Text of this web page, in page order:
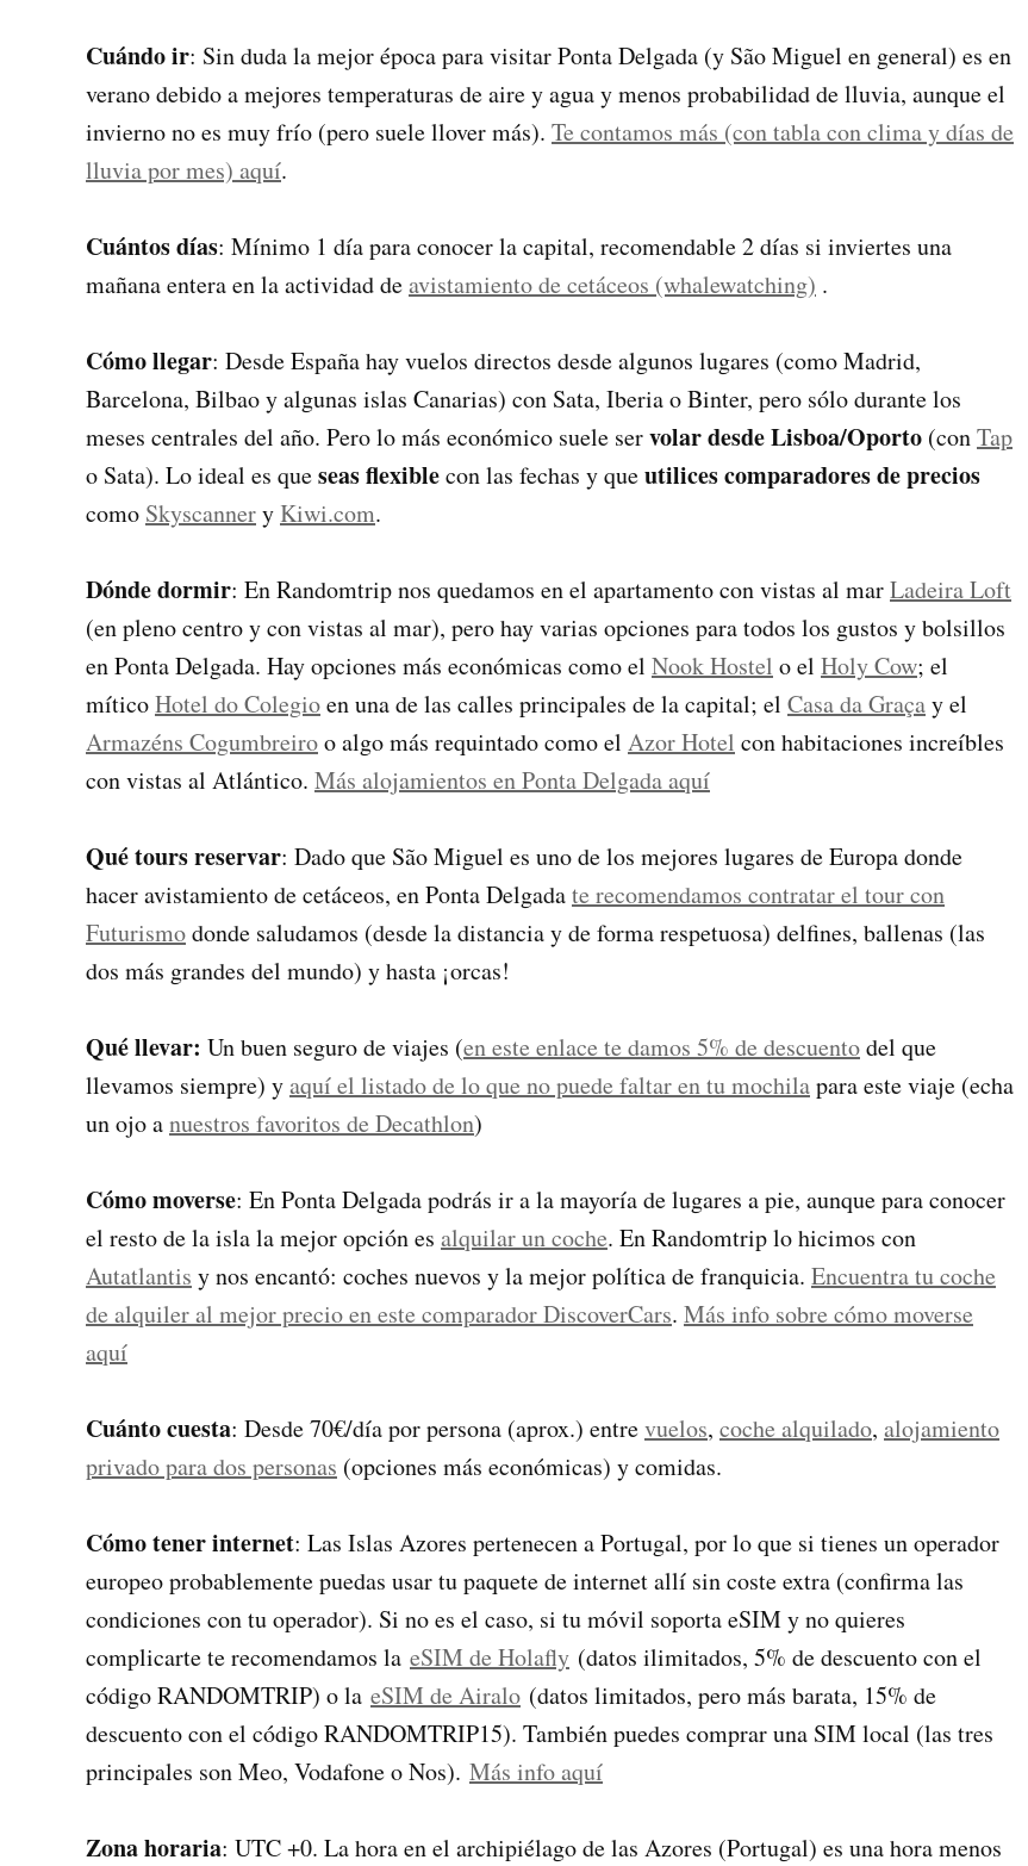
Cuándo ir: Sin duda la mejor época para visitar Ponta Delgada (y São Miguel en general) es en
verano debido a mejores temperaturas de aire y agua y menos probabilidad de lluvia, aunque el
invierno no es muy frío (pero suele llover más). Te contamos más (con tabla con clima y días de
lluvia por mes) aquí.
Cuántos días: Mínimo 1 día para conocer la capital, recomendable 2 días si inviertes una
mañana entera en la actividad deavistamiento de cetáceos (whalewatching) .
Cómo llegar: Desde España hay vuelos directos desde algunos lugares (como Madrid,
Barcelona, Bilbao y algunas islas Canarias) con Sata, Iberia o Binter, pero sólo durante los
meses centrales del año. Pero lo más económico suele servolar desde Lisboa/Oporto (conTap
o Sata). Lo ideal es queseas flexiblecon las fechas y queutilices comparadores de precios
como Skyscannery Kiwi.com.
Dónde dormir: En Randomtrip nos quedamos en el apartamento con vistas al marLadeira Loft
(en pleno centro y con vistas al mar), pero hay varias opciones para todos los gustos y bolsillos
en Ponta Delgada. Hay opciones más económicas como el Nook Hostel oel Holy Cow; el
míticoHotel do Colegioen una de las calles principales de la capital; el Casa da Graçay el
Armazéns Cogumbreiroo algo más requintado comoel Azor Hotel con habitaciones increíbles
con vistas al Atlántico. Más alojamientos en Ponta Delgada aquí
Qué tours reservar: Dado que São Miguel es uno de los mejores lugares de Europa donde
hacer avistamiento de cetáceos, en Ponta Delgadate recomendamos contratar el tour con
Futurismodonde saludamos (desde la distancia y de forma respetuosa) delfines, ballenas (las
dos más grandes del mundo) y hasta ¡orcas!
Qué llevar: Un buen seguro de viajes (en este enlace te damos 5% de descuentodel que
llevamos siempre) yaquí el listado de lo que no puede faltar en tu mochilapara este viaje (echa
un ojo anuestros favoritos de Decathlon)
Cómo moverse: En Ponta Delgada podrás ir a la mayoría de lugares a pie, aunque para conocer
el resto de la isla la mejor opción es alquilar un coche. En Randomtrip lo hicimos con
Autatlantis y nos encantó: coches nuevos y la mejor política de franquicia. Encuentra tu coche
de alquiler al mejor precio en este comparador DiscoverCars. Más info sobre cómo moverse
aquí
Cuánto cuesta: Desde 70€/día por persona (aprox.) entrevuelos, coche alquilado, alojamiento
privado para dos personas (opciones más económicas) y comidas.
Cómo tener internet: Las Islas Azores pertenecen a Portugal, por lo que si tienes un operador
europeo probablemente puedas usar tu paquete de internet allí sin coste extra (confirma las
condiciones con tu operador). Si no es el caso, si tu móvil soporta eSIM y no quieres
complicarte te recomendamos la eSIM de Holafly (datos ilimitados, 5% de descuento con el
código RANDOMTRIP) o la eSIM de Airalo (datos limitados, pero más barata, 15% de
descuento con el código RANDOMTRIP15). También puedes comprar una SIM local (las tres
principales son Meo, Vodafone o Nos). Más info aquí
Zona horaria: UTC +0. La hora en el archipiélago de las Azores (Portugal) es una hora menos